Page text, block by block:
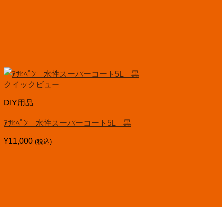
クイックビュー
DIY用品
ｱｻﾋﾍﾟﾝ 水性スーパーコート5L 黒
¥11,000 (税込)